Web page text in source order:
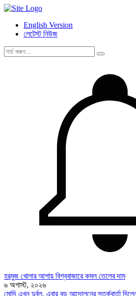
English Version
লেটেস্ট নিউজ
হরমুজ খোলার আশায় বিশ্ববাজারে কমল তেলের দাম
৬ অগাস্ট, ২০২৬
মোদি এখন দুর্বল, এবার বড় আন্দোলনের সতর্কবার্তা